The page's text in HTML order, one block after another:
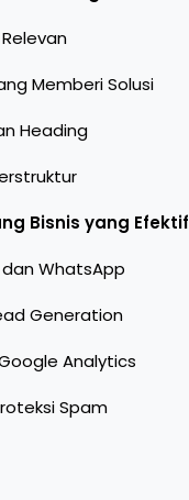
Memberi Solusi
Heading
Bisnis yang Efektif
WhatsApp
Generation
Analytics
Spam